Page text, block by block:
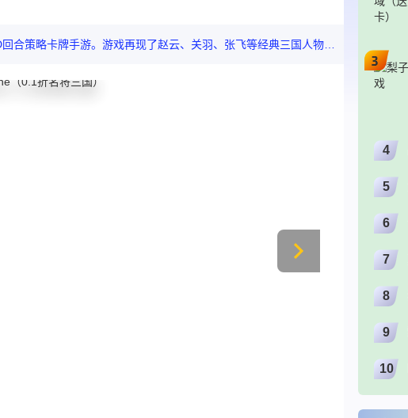
战等经典的历史战场。海量返利拿不停！游戏采用实时PVP玩法 国风古韵 炫酷人物 回合策略 激爽战斗再现三国乱世风情。战吕布 降群雄 谈笑间樯橹灰飞烟灭；争虎牢 抢矿洞 笑看三国时间谁主沉浮。
4
5
6
7
8
9
10